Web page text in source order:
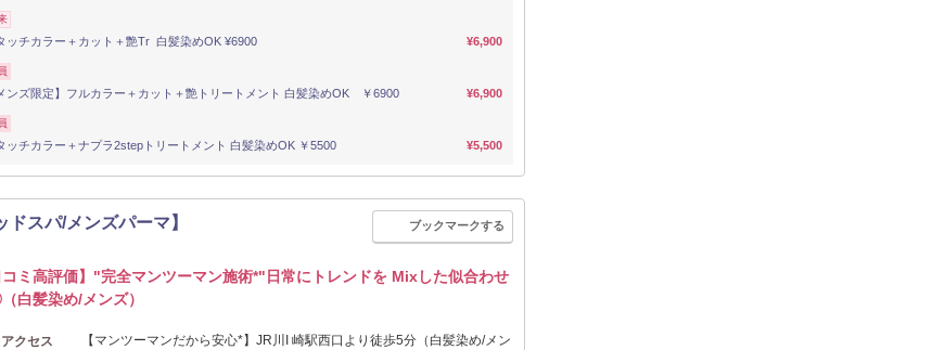
ッチカラー＋カット＋艶Tr 白髪染めOK ¥6900 ¥6,900
ンズ限定】フルカラー＋カット＋艶トリートメント 白髪染めOK ￥6900 ¥6,900
ッチカラー＋ナプラ2stepトリートメント 白髪染めOK ￥5500 ¥5,500
スパ/メンズパーマ】 ブックマークする
コミ高評価】"完全マンツーマン施術*"日常にトレンドを Mixした似合わせ
白髪染め/メンズ）
アクセス
【マンツーマンだから安心*】JR川I 崎駅西口より徒歩5分（白髪染め/メン